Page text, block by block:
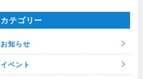
カテゴリー
お知らせ
イベント